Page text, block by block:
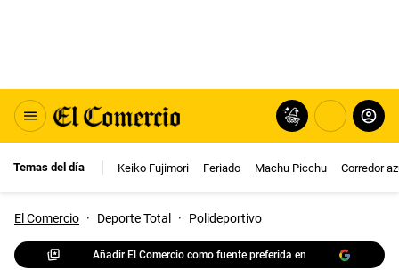
Temas del día Keiko Fujimori Feriado Machu Picchu Corredor
El Comercio · Deporte Total · Polideportivo
Añadir El Comercio como fuente preferida en